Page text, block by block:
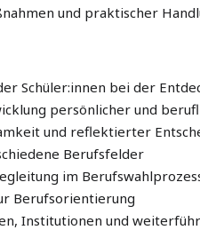
und praktischer
Schüler:innen bei der
persönlicher und
und reflektierter
Berufsfelder
im
Berufsorientierung
Institutionen und